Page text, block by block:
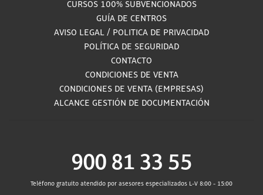
CURSOS 100% SUBVENCIONADOS
GUÍA DE CENTROS
AVISO LEGAL / POLITICA DE PRIVACIDAD
POLÍTICA DE SEGURIDAD
CONTACTO
CONDICIONES DE VENTA
CONDICIONES DE VENTA (EMPRESAS)
ALCANCE GESTIÓN DE DOCUMENTACIÓN
900 81 33 55
Teléfono gratuito atendido por asesores especializados L-V 8:00 - 15:00